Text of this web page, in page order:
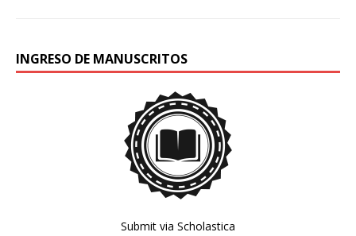
INGRESO DE MANUSCRITOS
Submit via Scholastica